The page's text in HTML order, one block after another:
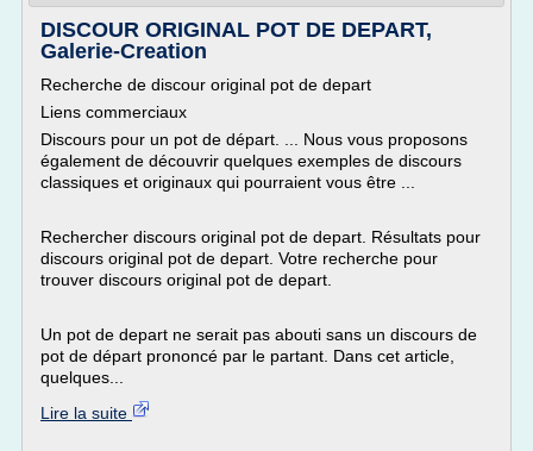
DISCOUR ORIGINAL POT DE DEPART,
Galerie-Creation
Recherche de discour original pot de depart
Liens commerciaux
Discours pour un pot de départ. ... Nous vous proposons
également de découvrir quelques exemples de discours
classiques et originaux qui pourraient vous être ...
Rechercher discours original pot de depart. Résultats pour
discours original pot de depart. Votre recherche pour
trouver discours original pot de depart.
Un pot de depart ne serait pas abouti sans un discours de
pot de départ prononcé par le partant. Dans cet article,
quelques...
Lire la suite